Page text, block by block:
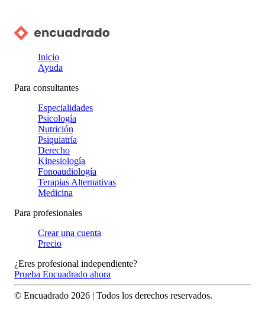
Inicio
Ayuda
Para consultantes
Especialidades
Psicología
Nutrición
Psiquiatría
Derecho
Kinesiología
Fonoaudiología
Terapias Alternativas
Medicina
Para profesionales
Crear una cuenta
Precio
¿Eres profesional independiente?
Prueba Encuadrado ahora
© Encuadrado 2026 | Todos los derechos reservados.